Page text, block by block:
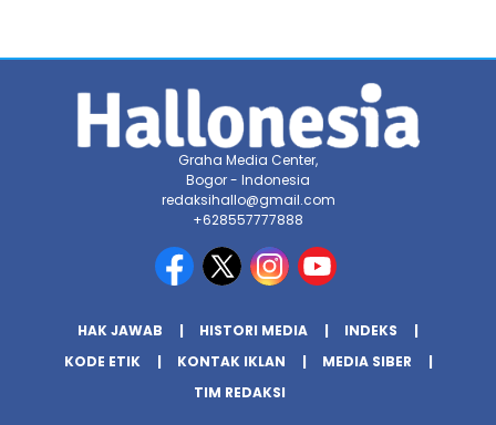
Graha Media Center,
Bogor - Indonesia
redaksihallo@gmail.com
+628557777888
HAK JAWAB HISTORI MEDIA
INDEKS
KODE ETIK
KONTAK IKLAN
MEDIA SIBER
TIM REDAKSI